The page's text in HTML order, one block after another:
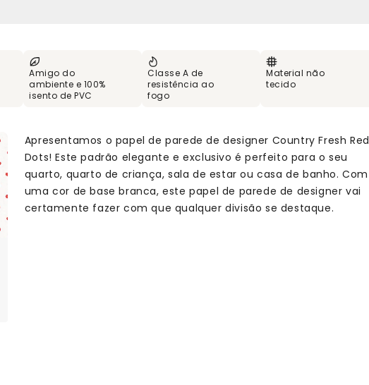
Amigo do
ambiente e 100%
isento de PVC
Classe A de
resistência ao
fogo
Material não
tecido
Apresentamos o papel de parede de designer Country Fresh Red
Dots! Este padrão elegante e exclusivo é perfeito para o seu
quarto, quarto de criança, sala de estar ou casa de banho. Com
uma cor de base branca, este papel de parede de designer vai
certamente fazer com que qualquer divisão se destaque.